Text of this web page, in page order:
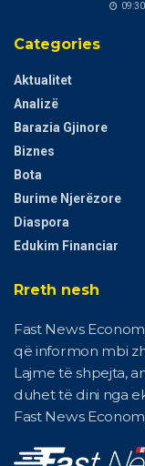
Categories
Aktualitet
Analizë
Barazia Gjinore
Biznes
Bota
Burime Njerëzore
Diaspora
Edukim Financiar
Rreth nesh
Fast News
që informon mbi
Lajme të shpejta,
duhet të dini nga
Fast News